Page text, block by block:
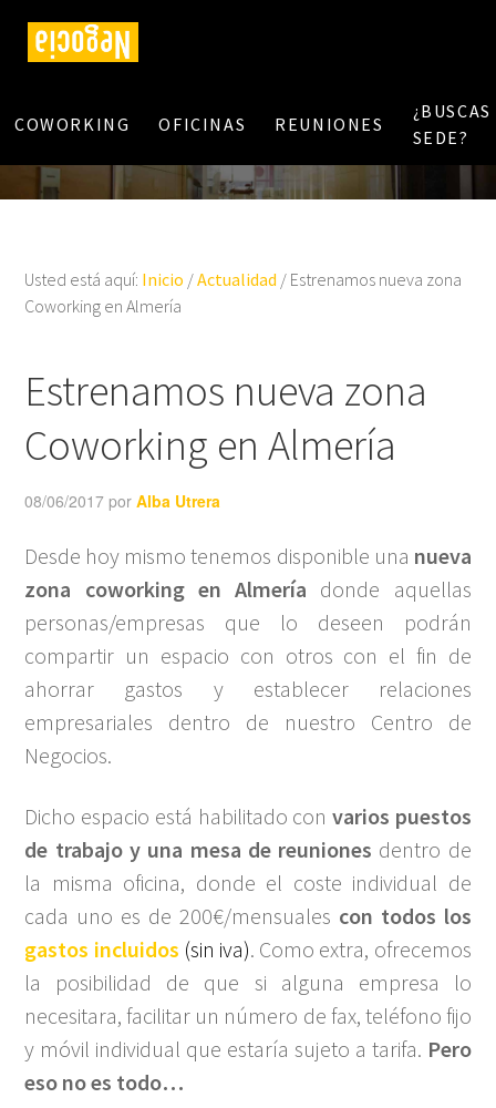
COWORKING OFICINAS REUNIONES
¿BUSCAS
SEDE?
Usted está aquí: Inicio /Actualidad / Estrenamos nueva zona
Coworking en Almería
Estrenamos nueva zona
Coworking en Almería
08/06/2017 porAlba Utrera
Desde hoy mismo tenemos disponible una nueva
zona coworking en Almería donde aquellas
personas/empresas que lo deseen podrán
compartir un espacio con otros con el fin de
ahorrar gastos y establecer relaciones
empresariales dentro de nuestro Centro de
Negocios.
Dicho espacio está habilitado con varios puestos
de trabajo y una mesa de reuniones dentro de
la misma oficina, donde el coste individual de
cada uno es de 200€/mensuales con todos los
gastos incluidos (sin iva). Como extra, ofrecemos
la posibilidad de que si alguna empresa lo
necesitara, facilitar un número de fax, teléfono fijo
y móvil individual que estaría sujeto a tarifa. Pero
eso no es todo…